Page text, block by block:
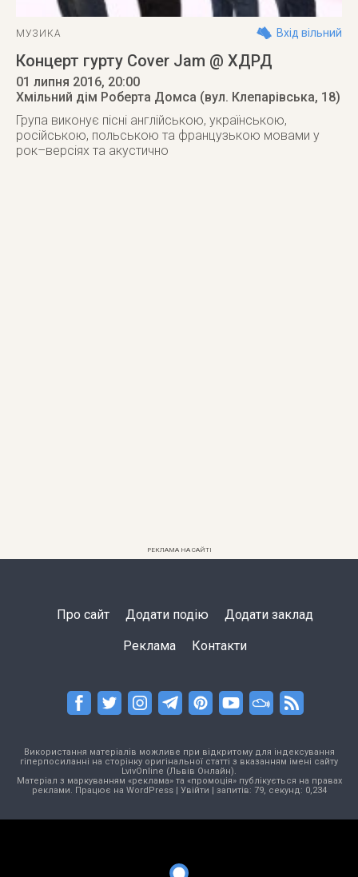
МУЗИКА Вхід вільний
Концерт гурту Cover Jam @ ХДРД
01 липня 2016, 20:00
Хмільний дім Роберта Домса (вул. Клепарівська, 18)
Група виконує пісні англійською, українською,
російською, польською та французькою мовами у
рок–версіях та акустично
РЕКЛАМА НА САЙТІ
Про сайт Додати подію Додати заклад
Реклама Контакти
Використання матеріалів можливе при відкритому для індексування
гіперпосиланні на сторінку оригінальної статті з вказанням імені сайту
LvivOnline (Львів Онлайн).
Матеріал з маркуванням «реклама» та «промоція» публікується на правах
реклами. Працює на WordPress| Увійти | запитів: 79, секунд: 0,234